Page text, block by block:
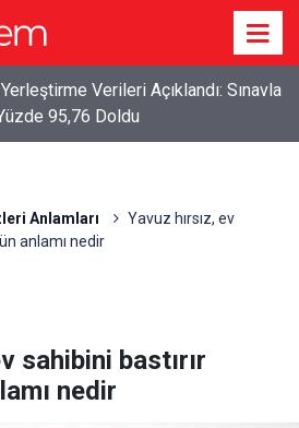
Verileri Açıklandı: Sınavla
95,76 Doldu
Anlamları
Yavuz hırsız, ev
anlamı nedir
sahibini bastırır
nedir